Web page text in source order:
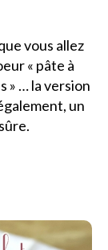
vous allez
« pâte à
» … la version
un